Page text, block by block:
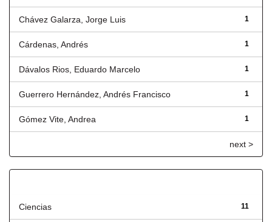
1
Chávez Galarza, Jorge Luis
1
Cárdenas, Andrés
1
Dávalos Rios, Eduardo Marcelo
1
Guerrero Hernández, Andrés Francisco
1
Gómez Vite, Andrea
next >
11
Ciencias